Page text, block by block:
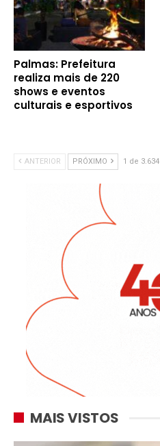
Palmas: Prefeitura
realiza mais de 220
shows e eventos
culturais e esportivos
ANTERIOR PRÓXIMO 1 de 3.634
MAIS VISTOS